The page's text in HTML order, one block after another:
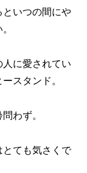
といつの間にや
人に愛されてい
スタンド。
わず。
とても気さくで